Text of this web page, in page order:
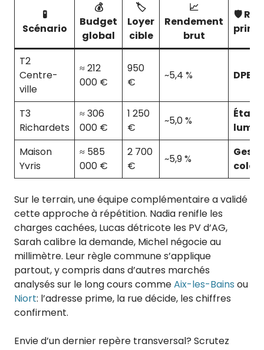
🧪
Scénario
💰
Budget
global
🏷️
Loyer
cible
📈
Rendement
brut
🛡️
T2
Centre-
ville
≈ 212
000 €
950
€
~5,4 % DPE
T3
Richardets
≈ 306
000 €
1 250
€
~5,0 %
Maison
Yvris
≈ 585
000 €
2 700
€
~5,9 %
coloc
Sur le terrain, une équipe complémentaire a validé
cette approche à répétition. Nadia renifle les
charges cachées, Lucas détricote les PV d’AG,
Sarah calibre la demande, Michel négocie au
millimètre. Leur règle commune s’applique
partout, y compris dans d’autres marchés
analysés sur le long cours commeAix-les-Bains ou
Niort: l’adresse prime, la rue décide, les chiffres
confirment.
Envie d’un dernier repère transversal? Scrutez